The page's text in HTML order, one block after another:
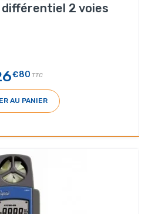
2 voies
€80 TTC
AU PANIER